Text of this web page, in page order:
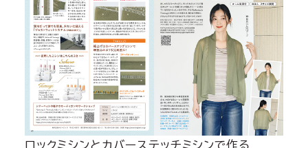
ロックミシンとカバーステッチミシンで作る